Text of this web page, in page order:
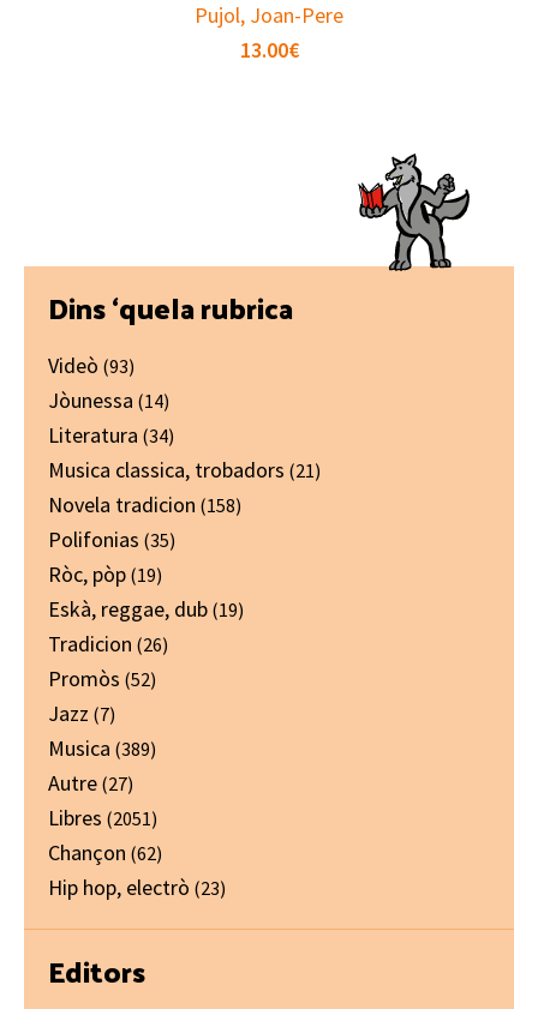
Pujol, Joan-Pere
13.00€
Primary
Sidebar
Dins ‘quela rubrica
Videò (93)
Jòunessa (14)
Literatura (34)
Musica classica, trobadors (21)
Novela tradicion (158)
Polifonias (35)
Ròc, pòp (19)
Eskà, reggae, dub (19)
Tradicion (26)
Promòs (52)
Jazz (7)
Musica (389)
Autre (27)
Libres (2051)
Chançon (62)
Hip hop, electrò (23)
Editors